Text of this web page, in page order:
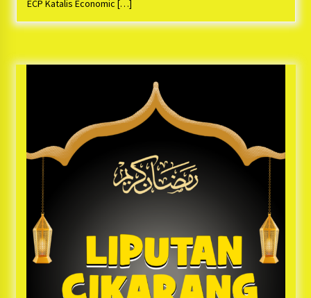
Logistik Ke Posko Jurpala Kosmi
1 tahun ago
Ucapan Terimakasih Ketua Umum Jurpala
Indonesia dan KOSMI Indonesia Atas Respon
Timur yang Tangkap Oknum Ormas Terkait
Pengusiran Pendirian Posko
1 tahun ago
Kodim 0509 Kabupaten Bekasi Terima 20
Perahu Bantuan Dari Panglima TNI
Jelang Ramadhan, Kecamatan Cikarang Pusat
Gelar STQ ke-VII
ECP Katalis Economic […]